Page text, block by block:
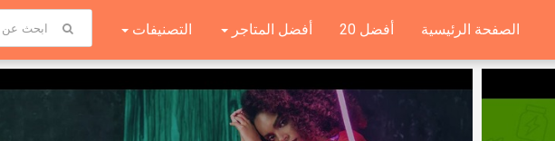
التصنيفات أفضل المتاجر أفضل 20 الصفحة الرئيسية